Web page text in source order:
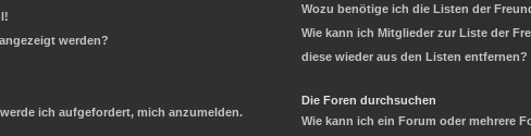
werden?
ich aufgefordert, mich anzumelden.
Wozu benötige ich die Listen der
Wie kann ich Mitglieder zur Liste der
diese wieder aus den Listen entfernen?
Die Foren durchsuchen
Wie kann ich ein Forum oder mehrere